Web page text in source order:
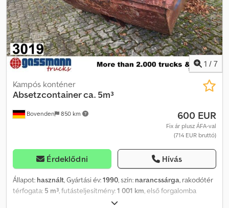
1 / 7
Bovenden 850 km
Kampós konténer
Absetzcontainer ca. 5m³
600 EUR
Fix ár plusz ÁFA-val
(714 EUR bruttó)
Érdeklődni Hívás
Állapot: használt, Gyártási év:1990, szín: narancssárga, rakodótér
térfogata: 5 m³, futásteljesítmény:1 001 km, első forgalomba
egyéb